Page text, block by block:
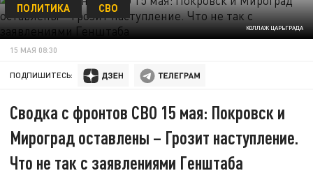
КОЛЛАЖ ЦАРЬГРАДА
ПОЛИТИКА СВО
15 МАЯ 08:30
ПОДПИШИТЕСЬ:
Сводка с фронтов СВО 15 мая: Покровск и
Мироград оставлены – Грозит наступление.
Что не так с заявлениями Генштаба